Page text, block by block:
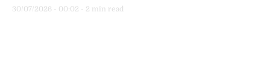
30/07/2026 - 00:02 - 2 min read